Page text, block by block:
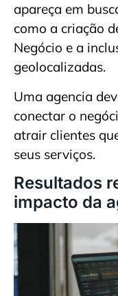
apareça em
como a criação
Negócio e a
geolocalizadas.
Uma agencia
conectar o
atrair clientes
seus serviços.
Resultados
impacto da